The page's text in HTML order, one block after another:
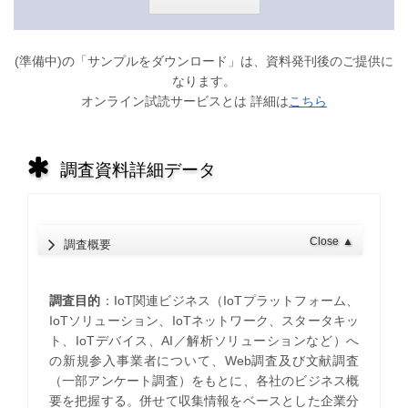
(準備中)の「サンプルをダウンロード」は、資料発刊後のご提供に
なります。
オンライン試読サービスとは 詳細はこちら
調査資料詳細データ
調査概要 Close ▲
調査目的 ：IoT関連ビジネス（IoTプラットフォーム、
IoTソリューション、IoTネットワーク、スタータキッ
ト、IoTデバイス、AI／解析ソリューションなど）へ
の新規参入事業者について、Web調査及び文献調査
（一部アンケート調査）をもとに、各社のビジネス概
要を把握する。併せて収集情報をベースとした企業分